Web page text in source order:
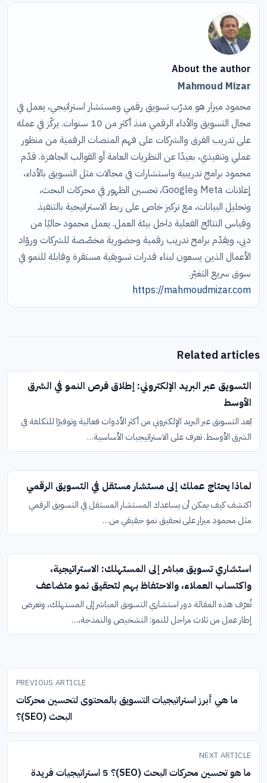
About the author
Mahmoud Mizar
محمود ميزار هو مدرّب تسويق رقمي ومستشار استراتيجي، يعمل في
مجال التسويق والأداء الرقمي منذ أكثر من 10 سنوات. يركّز في عمله
على تدريب الفرق والشركات على فهم المنصات الرقمية من منظور
عملي وتنفيذي، بعيدًا عن النظريات العامة أو القوالب الجاهزة. قدّم
محمود برامج تدريبية واستشارات في مجالات مثل التسويق بالأداء،
إعلانات Meta وGoogle، تحسين الظهور في محركات البحث،
وتحليل البيانات، مع تركيز خاص على ربط الاستراتيجية بالتنفيذ
وقياس النتائج الفعلية داخل بيئة العمل. يعمل محمود حاليًا من
دبي، ويقدّم برامج تدريب رقمية وحضورية مخصّصة للشركات وروّاد
الأعمال الذين يسعون لبناء قدرات تسويقية مستقرة وقابلة للنمو في
سوق سريع التغيّر.
https://mahmoudmizar.com
Related articles
التسويق عبر البريد الإلكتروني: إطلاق فرص النمو في الشرق
الأوسط
يُعد التسويق عبر البريد الإلكتروني من أكثر الأدوات فعالية وتوفيرًا للتكلفة في
الشرق الأوسط. تعرف على الاستراتيجيات الأساسية…
لماذا يحتاج عملك إلى مستشار مستقل في التسويق الرقمي
اكتشف كيف يمكن أن يساعدك المستشار المستقل في التسويق الرقمي
مثل محمود ميزار على تحقيق نمو حقيقي من…
استشاري تسويق مباشر إلى المستهلك: الاستراتيجية،
واكتساب العملاء، والاحتفاظ بهم لتحقيق نمو متضاعف
تُعرّف هذه المقالة دور استشاري التسويق المباشر إلى المستهلك، وتعرض
إطار عمل من ثلاث مراحل للنمو: التشخيص والنمذجة،…
تصفّح
PREVIOUS ARTICLE
ما هي أبرز استراتيجيات التسويق بالمحتوى لتحسين محركات
البحث (SEO)؟
NEXT ARTICLE
ما هو تحسين محركات البحث (SEO)؟ 5 استراتيجيات فريدة